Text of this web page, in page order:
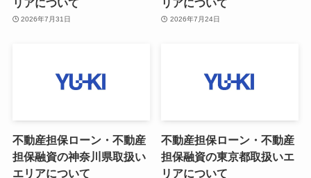
リアについて
2026年7月31日
リアについて
2026年7月24日
不動産担保ローン・不動産
担保融資の神奈川県取扱い
エリアについて
不動産担保ローン・不動産
担保融資の東京都取扱いエ
リアについて